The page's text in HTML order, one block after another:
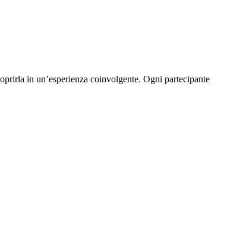
in un’esperienza coinvolgente. Ogni partecipante